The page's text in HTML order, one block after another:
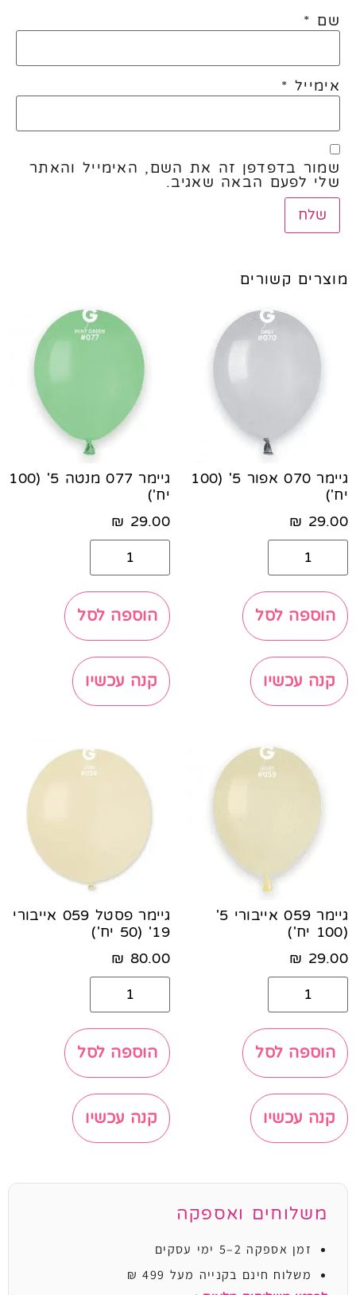
שם *
אימייל *
שמור בדפדפן זה את השם, האימייל והאתר
שלי לפעם הבאה שאגיב.
מוצרים קשורים
גיימר 070 אפור 5' (100
יח')
29.00
₪
הוספה לסל
קנה עכשיו
גיימר 077 מנטה 5' (100
יח')
29.00
₪
הוספה לסל
קנה עכשיו
גיימר 059 אייבורי 5'
(100 יח')
29.00
₪
הוספה לסל
קנה עכשיו
גיימר פסטל 059 אייבורי
19' (50 יח')
80.00
₪
הוספה לסל
קנה עכשיו
משלוחים ואספקה
זמן אספקה 2–5 ימי עסקים
משלוח חינם בקנייה מעל 499 ₪